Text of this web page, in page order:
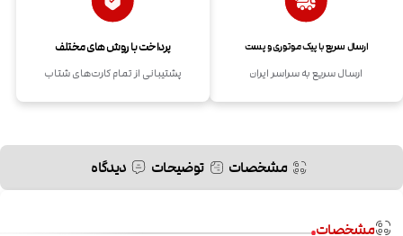
ارسال سریع با پیک موتوری و پست
ارسال سریع به سراسر ایران
پرداخت با روش های مختلف
پشتیبانی از تمام کارت‌های شتاب
مشخصات توضیحات دیدگاه
مشخصات